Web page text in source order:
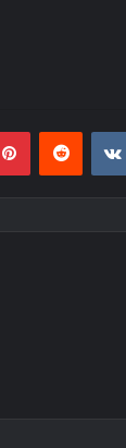
PinterestReddit